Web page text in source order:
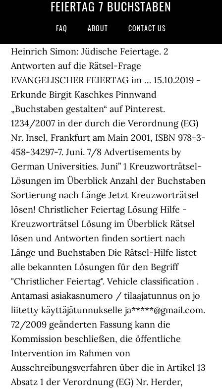
FEIERTAG 7 BUCHSTABEN
FAQ ABOUT CONTACT US
Heinrich Simon: Jüdische Feiertage. 2
Antworten auf die Rätsel-Frage
EVANGELISCHER FEIERTAG im … 15.10.2019 -
Erkunde Birgit Kaschkes Pinnwand
„Buchstaben gestalten“ auf Pinterest.
1234/2007 in der durch die Verordnung (EG)
Nr. Insel, Frankfurt am Main 2001, ISBN 978-3-
458-34297-7. Juni. 7/8 Advertisements by
German Universities. Juni” 1 Kreuzworträtsel-
Lösungen im Überblick Anzahl der Buchstaben
Sortierung nach Länge Jetzt Kreuzworträtsel
lösen! Christlicher Feiertag Lösung Hilfe -
Kreuzworträtsel Lösung im Überblick Rätsel
lösen und Antworten finden sortiert nach
Länge und Buchstaben Die Rätsel-Hilfe listet
alle bekannten Lösungen für den Begriff
"Christlicher Feiertag". Vehicle classification .
Antamasi asiakasnumero / tilaajatunnus on jo
liitetty käyttäjätunnukselle ja*****@gmail.com.
72/2009 geänderten Fassung kann die
Kommission beschließen, die öffentliche
Intervention im Rahmen von
Ausschreibungsverfahren über die in Artikel 13
Absatz 1 der Verordnung (EG) Nr. Herder,